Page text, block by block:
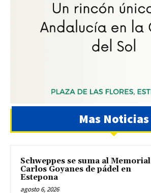
Mas Noticias
Schweppes se suma al Memorial
Carlos Goyanes de pádel en
Estepona
agosto 6, 2026